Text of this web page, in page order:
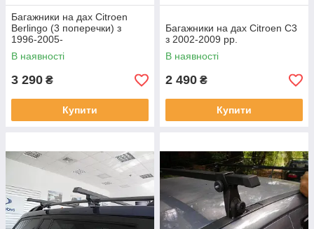
Багажники на дах Citroen
Berlingo (3 поперечки) з
1996-2005-
В наявності
3 290 ₴
Купити
Багажники на дах Citroen С3
з 2002-2009 рр.
В наявності
2 490 ₴
Купити